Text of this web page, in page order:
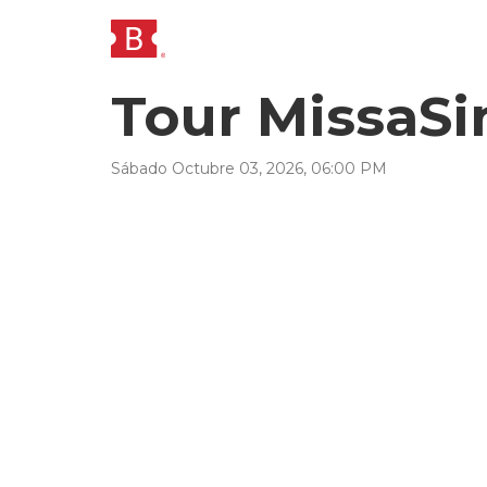
Tour
Sábado Octubre 03, 2026, 06:00 PM